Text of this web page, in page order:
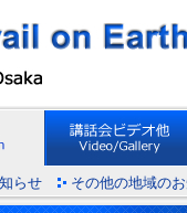
らせ その他の地域の